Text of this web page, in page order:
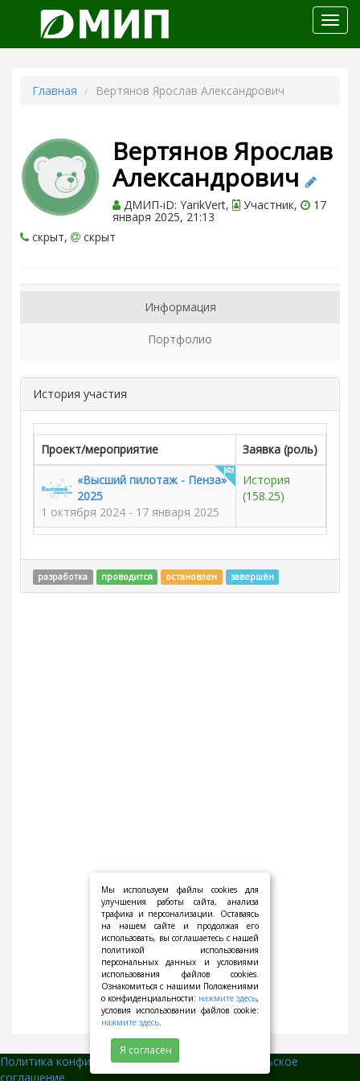
меню
Главная Вертянов Ярослав Александрович
Вертянов Ярослав
Александрович
ДМИП-iD: YarikVert, Участник, 17
января 2025, 21:13
скрыт,
скрыт
Информация
Портфолио
История участия
Проект/мероприятие
Заявка (роль)
«Высший пилотаж - Пенза»
2025
1 октября 2024 - 17 января 2025
История
(158.25)
разработка проводится остановлен завершён
Политика конфиденциальности||
Пользовательское
соглашение
Мы используем файлы cookies для
улучшения работы сайта, анализа
трафика и персонализации. Оставаясь
на нашем сайте и продолжая его
использовать, вы соглашаетесь с нашей
политикой использования
персональных данных и условиями
использования файлов cookies.
Ознакомиться с нашими Положениями
о конфиденциальности: нажмите здесь,
условия использовании файлов cookie:
нажмите здесь.
Я согласен